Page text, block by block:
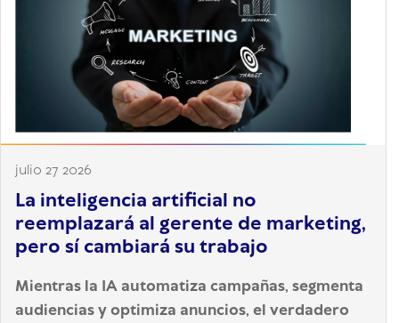
julio 27 2026
La inteligencia artificial no
reemplazará al gerente de marketing,
pero sí cambiará su trabajo
Mientras la IA automatiza campañas, segmenta
audiencias y optimiza anuncios, el verdadero